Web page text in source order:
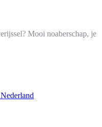
Mooi noaberschap, je